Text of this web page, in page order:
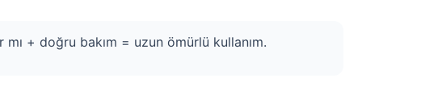
mı + doğru bakım = uzun ömürlü kullanım.